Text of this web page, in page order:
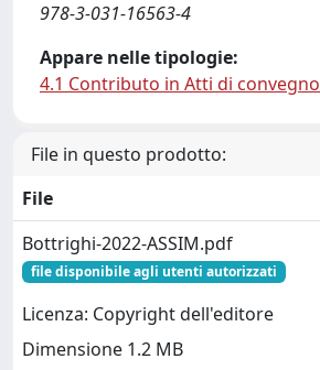
978-3-031-16563-4
Appare nelle tipologie:
4.1 Contributo in Atti di convegno
File in questo prodotto:
File
Bottrighi-2022-ASSIM.pdf
file disponibile agli utenti autorizzati
Licenza: Copyright dell'editore
Dimensione 1.2 MB